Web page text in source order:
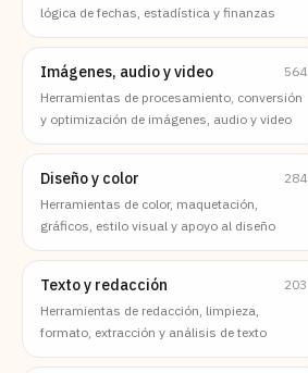
lógica de fechas, estadística y finanzas
Imágenes, audio y video
564
Herramientas de procesamiento, conversión
y optimización de imágenes, audio y video
Diseño y color
284
Herramientas de color, maquetación,
gráficos, estilo visual y apoyo al diseño
Texto y redacción
203
Herramientas de redacción, limpieza,
formato, extracción y análisis de texto